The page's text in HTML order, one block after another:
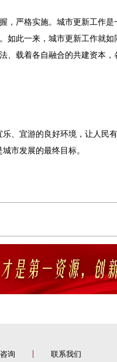
，严格实施。城市更新工作
如此一来，城市更新工作就
、载着各自融合的共建资本
、宜游的良好环境，让人民
市发展的最终目标。
询 联系我们